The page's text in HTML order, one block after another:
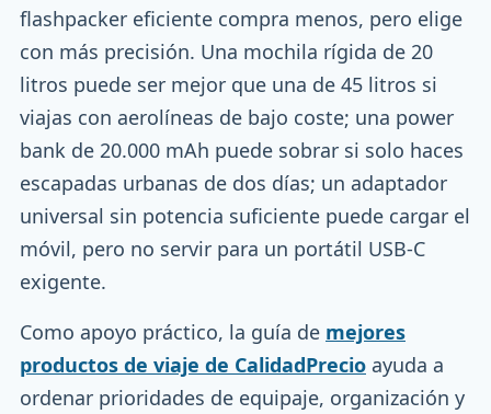
flashpacker eficiente compra menos, pero elige
con más precisión. Una mochila rígida de 20
litros puede ser mejor que una de 45 litros si
viajas con aerolíneas de bajo coste; una power
bank de 20.000 mAh puede sobrar si solo haces
escapadas urbanas de dos días; un adaptador
universal sin potencia suficiente puede cargar el
móvil, pero no servir para un portátil USB-C
exigente.
Como apoyo práctico, la guía de mejores
productos de viaje de CalidadPrecio ayuda a
ordenar prioridades de equipaje, organización y